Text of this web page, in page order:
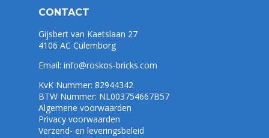
CONTACT
Gijsbert van Kaetslaan 27
4106 AC Culemborg
Email: info@roskos-bricks.com
KvK Nummer: 82944342
BTW Nummer: NL003754667B57
Algemene voorwaarden
Privacy voorwaarden
Verzend- en leveringsbeleid